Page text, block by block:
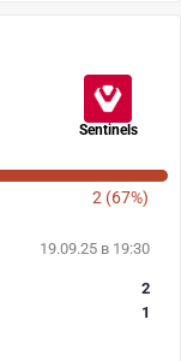
Sentinels
2 (67%)
19.09.25 в 19:30
2
1